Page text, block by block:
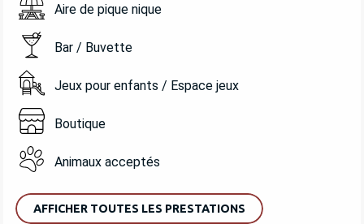
Aire de pique nique
Bar / Buvette
Jeux pour enfants / Espace jeux
Boutique
Animaux acceptés
AFFICHER TOUTES LES PRESTATIONS